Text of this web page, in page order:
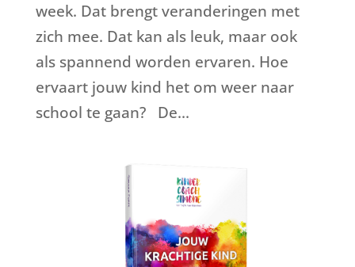
week. Dat brengt veranderingen met
zich mee. Dat kan als leuk, maar ook
als spannend worden ervaren. Hoe
ervaart jouw kind het om weer naar
school te gaan? De...